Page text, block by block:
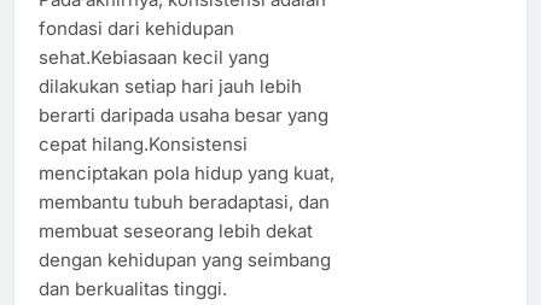
fondasi dari kehidupan
sehat.Kebiasaan kecil yang
dilakukan setiap hari jauh lebih
berarti daripada usaha besar yang
cepat hilang.Konsistensi
menciptakan pola hidup yang kuat,
membantu tubuh beradaptasi, dan
membuat seseorang lebih dekat
dengan kehidupan yang seimbang
dan berkualitas tinggi.